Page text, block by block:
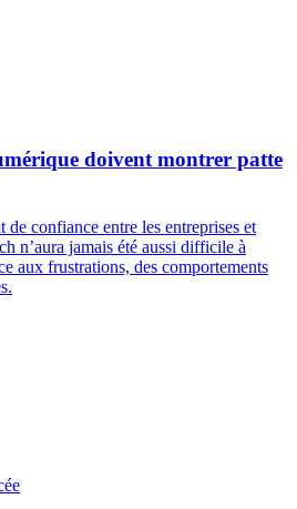
doivent montrer patte
confiance entre les entreprises et
n’aura jamais été aussi difficile à
aux frustrations, des comportements